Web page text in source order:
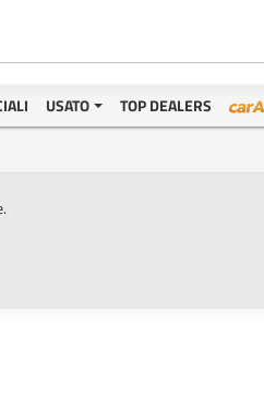
USATO TOP DEALERS